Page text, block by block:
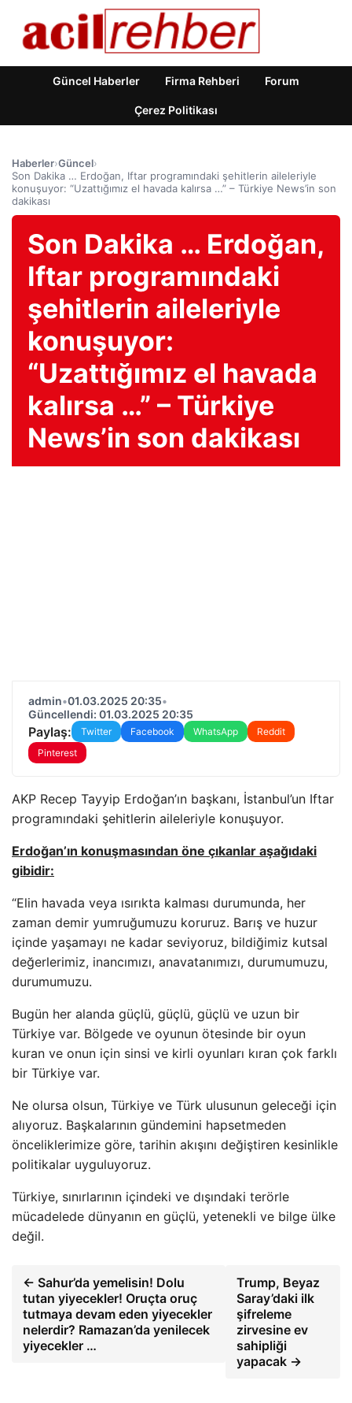
Güncel Haberler Firma Rehberi Forum
Çerez Politikası
Haberler›Güncel›
Son Dakika … Erdoğan, Iftar programındaki şehitlerin aileleriyle
konuşuyor: “Uzattığımız el havada kalırsa …” – Türkiye News’in son
dakikası
Son Dakika … Erdoğan,
Iftar programındaki
şehitlerin aileleriyle
konuşuyor:
“Uzattığımız el havada
kalırsa …” – Türkiye
News’in son dakikası
admin•01.03.2025 20:35•
Güncellendi: 01.03.2025 20:35
Paylaş: Twitter Facebook WhatsApp
Reddit
Pinterest
AKP Recep Tayyip Erdoğan’ın başkanı, İstanbul’un Iftar
programındaki şehitlerin aileleriyle konuşuyor.
Erdoğan’ın konuşmasından öne çıkanlar aşağıdaki
gibidir:
“Elin havada veya ısırıkta kalması durumunda, her
zaman demir yumruğumuzu koruruz. Barış ve huzur
içinde yaşamayı ne kadar seviyoruz, bildiğimiz kutsal
değerlerimiz, inancımızı, anavatanımızı, durumumuzu,
durumumuzu.
Bugün her alanda güçlü, güçlü, güçlü ve uzun bir
Türkiye var. Bölgede ve oyunun ötesinde bir oyun
kuran ve onun için sinsi ve kirli oyunları kıran çok farklı
bir Türkiye var.
Ne olursa olsun, Türkiye ve Türk ulusunun geleceği için
alıyoruz. Başkalarının gündemini hapsetmeden
önceliklerimize göre, tarihin akışını değiştiren kesinlikle
politikalar uyguluyoruz.
Türkiye, sınırlarının içindeki ve dışındaki terörle
mücadelede dünyanın en güçlü, yetenekli ve bilge ülke
değil.
← Sahur’da yemelisin! Dolu
tutan yiyecekler! Oruçta oruç
tutmaya devam eden yiyecekler
nelerdir? Ramazan’da yenilecek
yiyecekler …
Trump, Beyaz
Saray’daki ilk
şifreleme
zirvesine ev
sahipliği
yapacak →